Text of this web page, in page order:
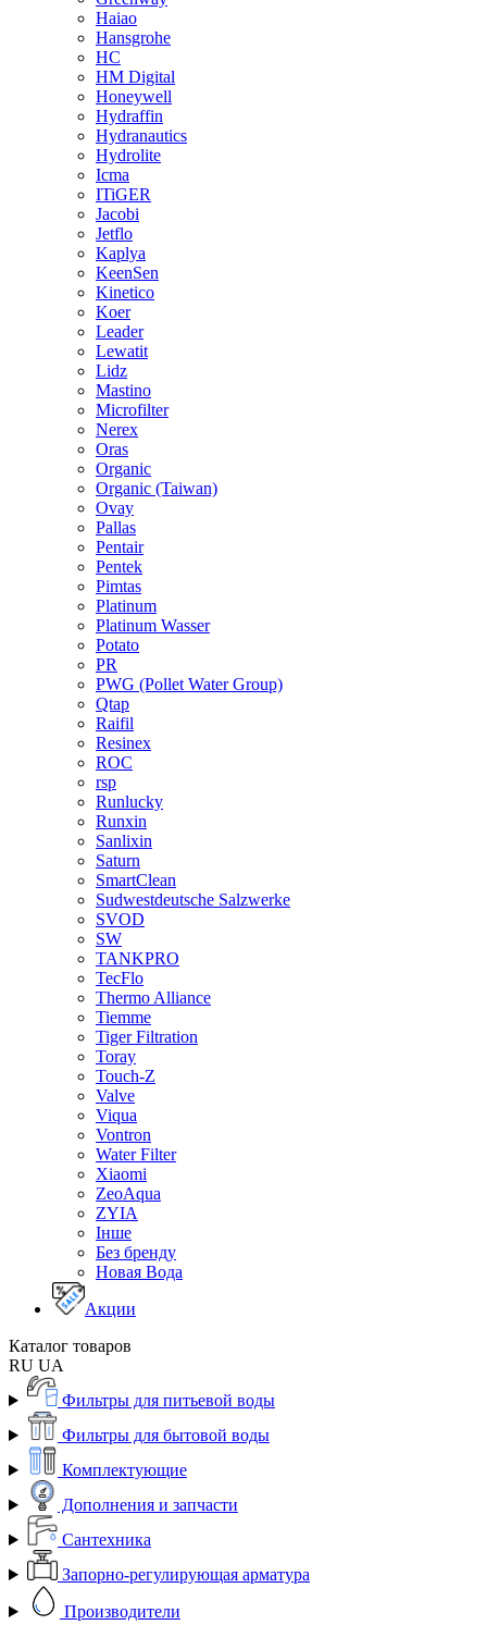
Haiao
Hansgrohe
HC
HM Digital
Honeywell
Hydraffin
Hydranautics
Hydrolite
Icma
ITiGER
Jacobi
Jetflo
Kaplya
KeenSen
Kinetico
Koer
Leader
Lewatit
Lidz
Mastino
Microfilter
Nerex
Oras
Organic
Organic (Taiwan)
Ovay
Pallas
Pentair
Pentek
Pimtas
Platinum
Platinum Wasser
Potato
PR
PWG (Pollet Water Group)
Qtap
Raifil
Resinex
ROC
rsp
Runlucky
Runxin
Sanlixin
Saturn
SmartClean
Sudwestdeutsche Salzwerke
SVOD
SW
TANKPRO
TecFlo
Thermo Alliance
Tiemme
Tiger Filtration
Toray
Touch-Z
Valve
Viqua
Vontron
Water Filter
Xiaomi
ZeoAqua
ZYIA
Інше
Без бренду
Новая Вода
Акции
Каталог товаров
RU UA
Фильтры для питьевой воды
Фильтры для бытовой воды
Комплектующие
Дополнения и запчасти
Сантехника
Запорно-регулирующая арматура
Производители